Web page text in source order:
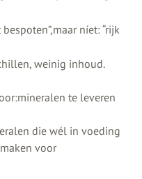
níet: “rijk
weinig inhoud.
te leveren
die wél in voeding
voor